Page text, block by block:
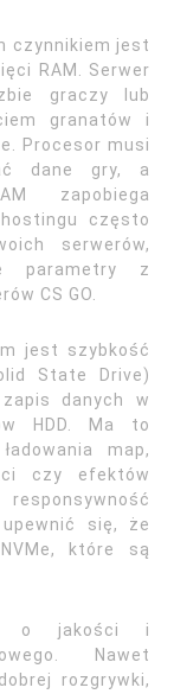
czynnikiem jest
RAM. Serwer
graczy lub
granatów i
Procesor musi
dane gry, a
zapobiega
często
serwerów,
parametry z
CS GO.
jest szybkość
State Drive)
danych w
HDD. Ma to
map,
czy efektów
się, że
które są
o jakości i
Nawet
rozgrywki,